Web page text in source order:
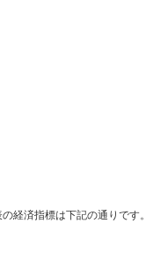
の経済指標は下記の通りです